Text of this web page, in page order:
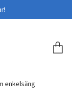
enkelsäng